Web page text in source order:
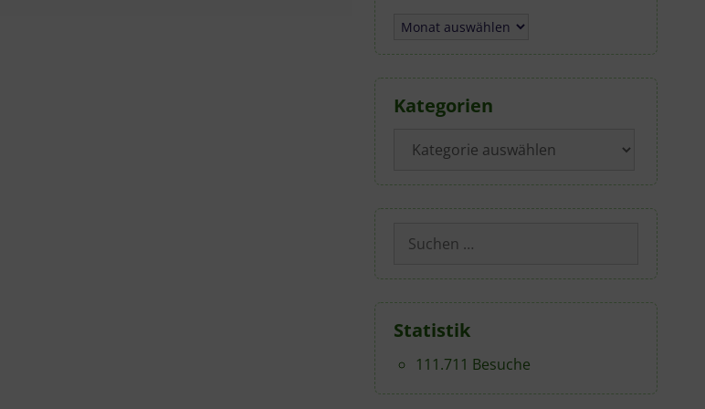
Archiv
Kategorien
Suchen
nach:
Statistik
111.711 Besuche